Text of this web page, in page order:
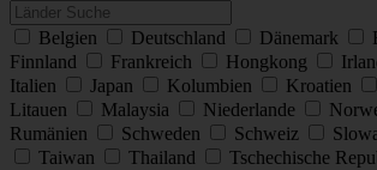
Belgien Deutschland Dänemark
Finnland
Frankreich Hongkong
Italien
Japan Kolumbien Kroatien
Litauen
Malaysia Niederlande
Rumänien
Schweden Schweiz
Taiwan
Thailand Tschechische